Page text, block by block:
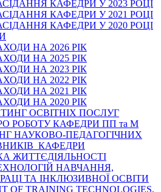
КАФЕДРИ У 2023 РОЦІ
КАФЕДРИ У 2021 РОЦІ
КАФЕДРИ У 2020 РОЦІ
НА 2026 РІК
НА 2025 РІК
НА 2023 РІК
НА 2022 РІК
НА 2021 РІК
НА 2020 РІК
ОСВІТНІХ ПОСЛУГ
РОБОТУ КАФЕДРИ ПП та М
НАУКОВО-ПЕДАГОГІЧНИХ
КАФЕДРИ
ЖИТТЄДІЯЛЬНОСТІ
НАВЧАННЯ,
ТА ІНКЛЮЗИВНОЇ ОСВІТИ
OF TRAINING TECHNOLOGIES,